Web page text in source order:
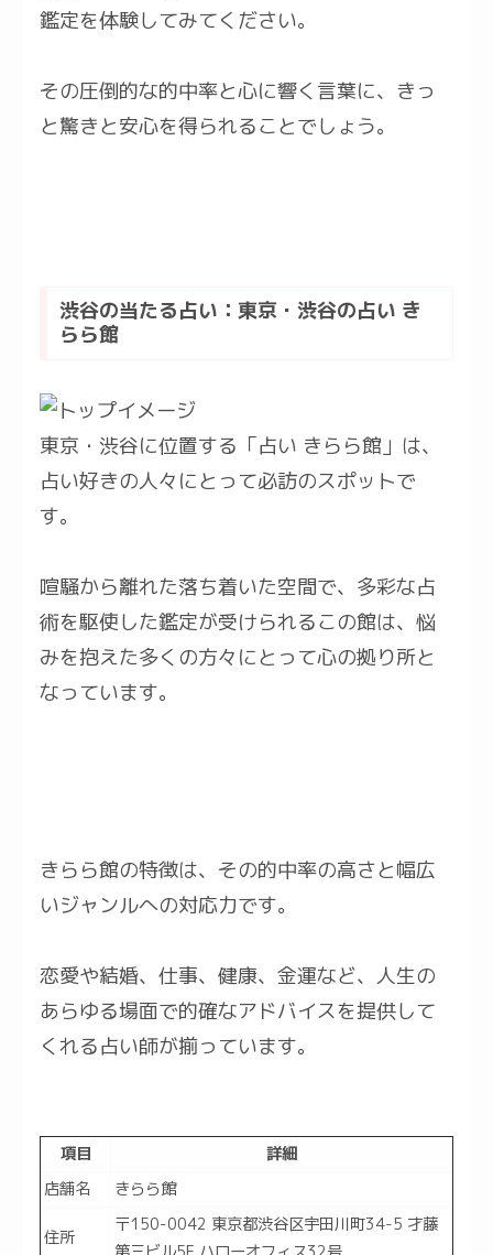
鑑定を体験してみてください。
その圧倒的な的中率と心に響く言葉に、きっ
と驚きと安心を得られることでしょう。
渋谷の当たる占い：東京・渋谷の占い き
らら館
東京・渋谷に位置する「占い きらら館」は、
占い好きの人々にとって必訪のスポットで
す。
喧騒から離れた落ち着いた空間で、多彩な占
術を駆使した鑑定が受けられるこの館は、悩
みを抱えた多くの方々にとって心の拠り所と
なっています。
きらら館の特徴は、その的中率の高さと幅広
いジャンルへの対応力です。
恋愛や結婚、仕事、健康、金運など、人生の
あらゆる場面で的確なアドバイスを提供して
くれる占い師が揃っています。
項目
詳細
店舗名
きらら館
住所
〒150-0042 東京都渋谷区宇田川町34-5 才藤